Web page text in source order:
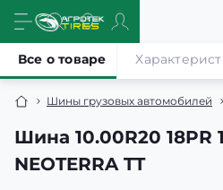
Шины грузовых автомобилей
Шина 10.00R20 18PR
NEOTERRA TT
Все о товаре